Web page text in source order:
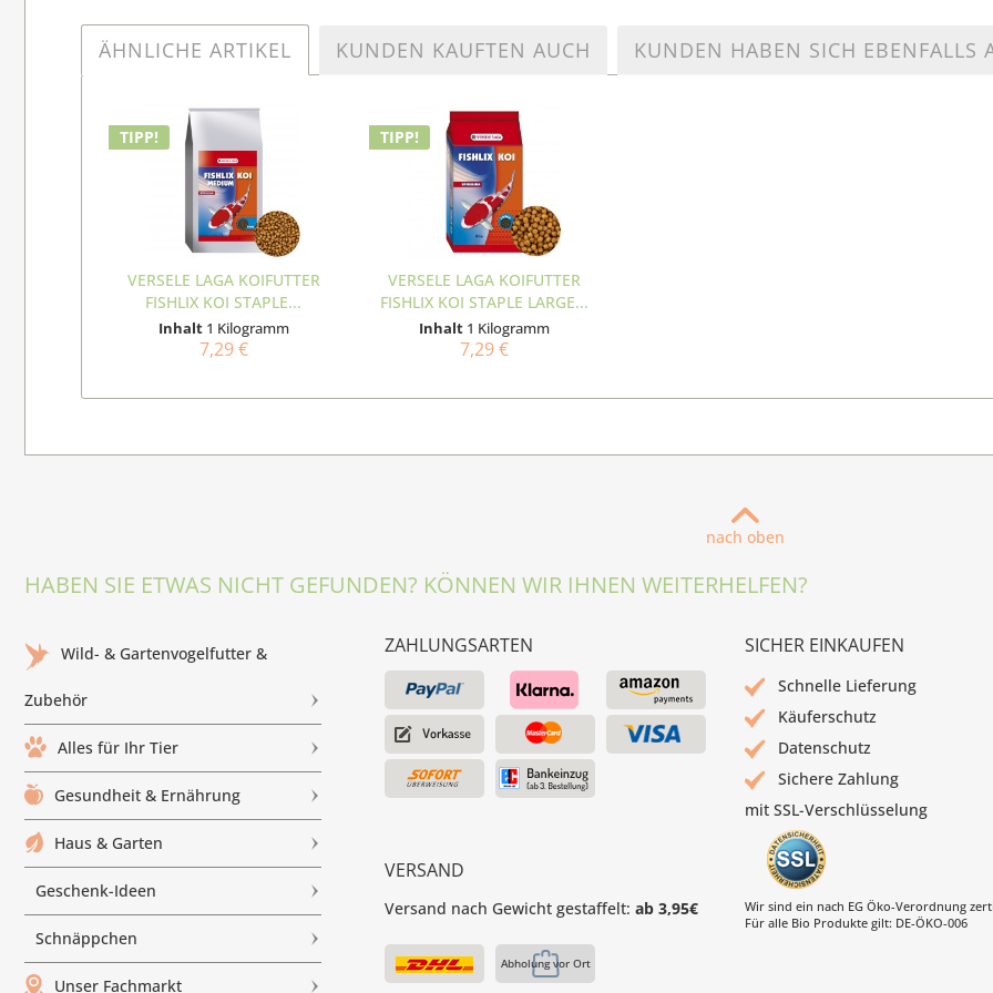
ÄHNLICHE ARTIKEL KUNDEN KAUFTEN AUCH KUNDEN HABEN SICH EBENFALLS
TIPP!
VERSELE LAGA KOIFUTTER
FISHLIX KOI STAPLE...
Inhalt 1 Kilogramm
7,29 €
TIPP!
VERSELE LAGA KOIFUTTER
FISHLIX KOI STAPLE LARGE...
Inhalt 1 Kilogramm
7,29 €
nach oben
HABEN SIE ETWAS NICHT GEFUNDEN? KÖNNEN WIR IHNEN WEITERHELFEN?
Wild- & Gartenvogelfutter &
Zubehör
Alles für Ihr Tier
Gesundheit & Ernährung
Haus & Garten
Geschenk-Ideen
Schnäppchen
Unser Fachmarkt
ZAHLUNGSARTEN
VERSAND
Versand nach Gewicht gestaffelt: ab 3,95€
Abholung vor Ort
SICHER EINKAUFEN
Schnelle Lieferung
Käuferschutz
Datenschutz
Sichere Zahlung
mit SSL-Verschlüsselung
Wir sind ein nach EG Öko-Verordnung
Für alle Bio Produkte gilt: DE-ÖKO-006